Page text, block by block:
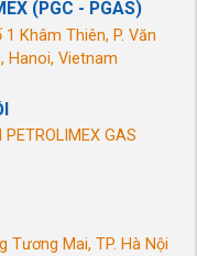
(PGC - PGAS)
Khâm Thiên, P. Văn
Hanoi, Vietnam
PETROLIMEX GAS
Tương Mai, TP. Hà Nội